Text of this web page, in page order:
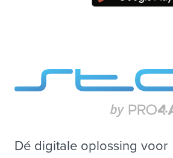
Dé digitale oplossing voor